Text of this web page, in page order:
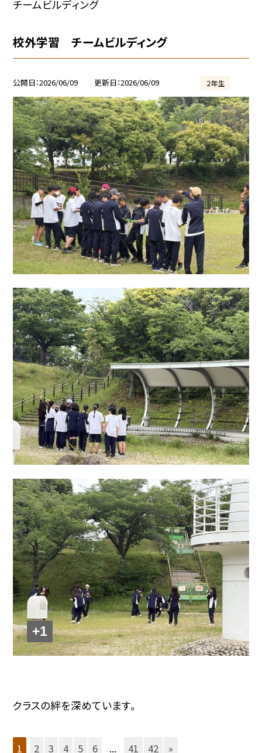
チームビルディング
校外学習 チームビルディング
公開日 2026/06/09 更新日 2026/06/09 ２年生
+1
クラスの絆を深めています。
1 2 3 4 5 6 ... 41 42 »